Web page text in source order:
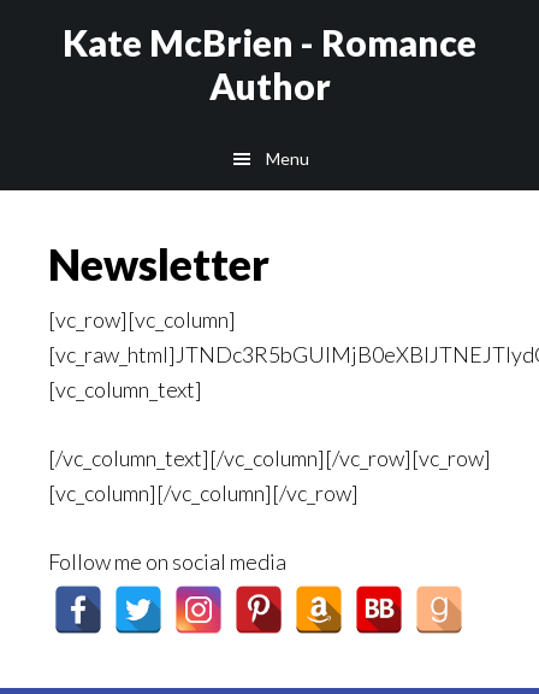
Kate McBrien - Romance
Author
Menu
Newsletter
[vc_row][vc_column][vc_raw_html]JTNDc3R5bGUlMjB0eXBlJTNEJTIydGV4dCUyRmNzcyUyMiUzRSUwQSUyMCUyMCUyM21sYjItOTEwNjA2Lm1sLWZvcm0tZW1iZWRDb250YWluZXIlMjAlN0IlMEElMjAlMjAlMjAlMjAlMjAlMjAlMjAlMjBib3gtc2l6aW5nJTNBJTIwYm9yZGVyLWJveCUzQiUwQSUyMCUyMCUyMCUyMCUyMCUyMCUyMCUyMGRpc3BsYXklM0ElMjB0YWJsZSUzQiUwQSUyMCUyMCUyMCUyMCUyMCUyMCUyMCUyMGhlaWdodCUzQSUyMDEwMCUyNSUzQiUwQSUyMCUyMCUyMCUyMCUyMCUyMCUyMCUyMG1hcmdpbiUzQSUyMDAlMjBhdXRvJTNCJTBBJTIwJTIwJTIwJTIwJTIwJTIwJTIwJTIwcG9zaXRpb24lM0ElMjBzdGF0aWMlM0IlMEElMjAlMjAlMjAlMjAlMjAlMjAlMjAlMjB3aWR0aCUzQSUyMDEwMCUyNSUyMCUyMWltcG9ydGFudCUzQiUwQSUyMCUyMCUyMCUyMCUyMCUyMCU3RCUwQSUyMCUyMCUyMCUyMCUyMCUyMCUyM21sYjItOTEwNjA2Lm1sLWZvcm0tZW1iZWRDb250YWluZXIlMjBoNCUyQyUwQSUyMCUyMCUyMCUyMCUyMCUyMCUyM21sYjItOTEwNjA2Lm1sLWZvcm0tZW1iZWRDb250YWluZXIlMjBwJTJDJTBBJTIwJTIwJTIwJTIwJTIwJTIwJTIzbWxiMi05MTA2MDYubWwtZm9ybS1lbWJlZENvbnRhaW5lciUyMHNwYW4lMkMlMEElMjAlMjAlMjAlMjAlMjAlMjAlMjNtbGIyLTkxMDYwNi5tbC1mb3JtLWVtYmVkQ29udGFpbmVyJTIwYnV0dG9uJTIwJTdCJTBBJTIwJTIwJTIwJTIwJTIwJTIwJTIwJTIwdGV4dC10cmFuc2Zvcm0lM0ElMjBub25lJTIwJTIxaW1wb3J0YW50JTNCJTBBJTIwJTIwJTIwJTIwJTIwJTIwJTIwJTIwbGV0dGVyLXNwYWNpbmclM0ElMjBub3JtYWwlMjAlMjFpbXBvcnRhbnQlM0IlMEElMjAlMjAlMjAlMjAlMjAlMjAlN0QlMEElMjAlMjAlMjAlMjAlMjAlMjAlMjNtbGIyLTkxMDYwNi5tbC1mb3JtLWVtYmVkQ29udGFpbmVyJTIwLm1sLWZvcm0tZW1iZWRXcmFwcGVyJTIwJTdCJTBBJTIwJTIwJTIwJTIwJTIwJTIwJTIwJTIwYmFja2dyb3VuZC1jb2xvciUzQSUyMCUyMzBlOThjNiUzQiUwQSUyMCUyMCUyMCUyMCUyMCUyMCUyMCUyMGJhY2tncm91bmQtaW1hZ2UlM0ElMjB1cmwlMjhodHRwcyUzQSUyRiUyRmJ1Y2tldC5tbGNkbi5jb20lMkZhJTJGMTE2OSUyRjExNjk0MzYlMkZpbWFnZXMlMkZhNDM0MDFlZWYzNDNhNzBlY2Q4YWM5ZjU0Y2NkZjBhNzY3ZmM5ZTJkLmpwZWclMjklM0IlMjBiYWNrZ3JvdW5kLXBvc2l0aW9uJTNBJTIwY2VudGVyJTIwY2VudGVyJTNCJTIwYmFja2dyb3VuZC1yZXBlYXQlM0ElMjBuby1yZXBlYXQlM0IlMjBiYWNrZ3JvdW5kLXNpemUlM0ElMjBjb3ZlciUzQiUyMCUyMCUyMCUwQSUyMCUyMCUyMCUyMCUyMCUyMCUyMCUyMGJvcmRlci13aWR0aCUzQSUyMDBweCUzQiUwQSUyMCUyMCUyMCUyMCUyMCUyMCUyMCUyMGJvcmRlci1jb2xvciUzQSUyMCUyM2U2ZTZlNiUzQiUwQSUyMCUyMCUyMCUyMCUyMCUyMCUyMCUyMGJvcmRlci1yYWRpdXMlM0ElMjA0cHglM0IlMEElMjAlMjAlMjAlMjAlMjAlMjAlMjAlMjBib3JkZXItc3R5bGUlM0ElMjBzb2xpZCUzQiUwQSUyMCUyMCUyMCUyMCUyMCUyMCUyMCUyMGJveC1zaXppbmclM0ElMjBib3JkZXItYm94JTNCJTBBJTIwJTIwJTIwJTIwJTIwJTIwJTIwJTIwZGlzcGxheSUzQSUyMGlubGluZS1ibG9jayUyMCUyMWltcG9ydGFudCUzQiUwQSUyMCUyMCUyMCUyMCUyMCUyMCUyMCUyMG1hcmdpbiUzQSUyMDAlM0IlMEElMjAlMjAlMjAlMjAlMjAlMjAlMjAlMjBwYWRkaW5nJTNBJTIwMCUzQiUwQSUyMCUyMCUyMCUyMCUyMCUyMCUyMCUyMHBvc2l0aW9uJTNBJTIwcmVsYXRpdmUlM0IlMjAlMEElMjAlMjAlMjAlMjAlMjAlMjAlMjAlMjAlMjAlMjAlMjAlMjAlMjAlMjAlN0QlMEElMjAlMjAlMjAlMjAlMjAlMjAlMjNtbGIyLTkxMDYwNi5tbC1mb3JtLWVtYmVkQ29udGFpbmVyJTIwLm1sLWZvcm0tZW1iZWRXcmFwcGVyLmVtYmVkUG9wdXAlMkMlMEElMjAlMjAlMjAlMjAlMjAlMjAlMjNtbGIyLTkxMDYwNi5tbC1mb3JtLWVtYmVkQ29udGFpbmVyJTIwLm1sLWZvcm0tZW1iZWRXcmFwcGVyLmVtYmVkRGVmYXVsdCUyMCU3QiUyMHdpZHRoJTNBJTIwNDAwcHglM0IlMjAlN0QlMEElMjAlMjAlMjAlMjAlMjAlMjAlMjNtbGIyLTkxMDYwNi5tbC1mb3JtLWVtYmVkQ29udGFpbmVyJTIwLm1sLWZvcm0tZW1iZWRXcmFwcGVyLmVtYmVkRm9ybSUyMCU3QiUyMG1heC13aWR0aCUzQSUyMDQwMHB4JTNCJTIwd2lkdGglM0ElMjAxMDAlMjUlM0IlMjAlN0QlMEElMjAlMjAlMjAlMjAlMjAlMjAlMjNtbGIyLTkxMDYwNi5tbC1mb3JtLWVtYmVkQ29udGFpbmVyJTIwLm1sLWZvcm0tYWxpZ24tbGVmdCUyMCU3QiUyMHRleHQtYWxpZ24lM0ElMjBsZWZ0JTNCJTIwJTdEJTBBJTIwJTIwJTIwJTIwJTIwJTIwJTIzbWxiMi05MTA2MDYubWwtZm9ybS1lbWJlZENvbnRhaW5lciUyMC5tbC1mb3JtLWFsaWduLWNlbnRlciUyMCU3QiUyMHRleHQtYWxpZ24lM0ElMjBjZW50ZXIlM0IlMjAlN0QlMEElMjAlMjAlMjAlMjAlMjAlMjAlMjNtbGIyLTkxMDYwNi5tbC1mb3JtLWVtYmVkQ29udGFpbmVyJTIwLm1sLWZvcm0tYWxpZ24tZGVmYXVsdCUyMCU3QiUyMGRpc3BsYXklM0ElMjB0YWJsZS1jZWxsJTIwJTIxaW1wb3J0YW50JTNCJTIwdmVydGljYWwtYWxpZ24lM0ElMjBtaWRkbGUlMjAlMjFpbXBvcnRhbnQlM0IlMjB0ZXh0LWFsaWduJTNBJTIwY2VudGVyJTIwJTIxaW1wb3J0YW50JTNCJTIwJTdEJTBBJTIwJTIwJTIwJTIwJTIwJTIwJTIzbWxiMi05MTA2MDYubWwtZm9ybS1lbWJlZENvbnRhaW5lciUyMC5tbC1mb3JtLWFsaWduLXJpZ2h0JTIwJTdCJTIwdGV4dC1hbGlnbiUzQSUyMHJpZ2h0JTNCJTIwJTdEJTBBJTIwJTIwJTIwJTIwJTIwJTIwJTIzbWxiMi05MTA2MDYubWwtZm9ybS1lbWJlZENvbnRhaW5lciUyMC5tbC1mb3JtLWVtYmVkV3JhcHBlciUyMC5tbC1mb3JtLWVtYmVkSGVhZGVyJTIwaW1nJTIwJTdCJTBBJTIwJTIwJTIwJTIwJTIwJTIwJTIwJTIwYm9yZGVyLXRvcC1sZWZ0LXJhZGl1cyUzQSUyMDRweCUzQiUwQSUyMCUyMCUyMCUyMCUyMCUyMCUyMCUyMGJvcmRlci10b3AtcmlnaHQtcmFkaXVzJTNBJTIwNHB4JTNCJTBBJTIwJTIwJTIwJTIwJTIwJTIwJTIwJTIwaGVpZ2h0JTNBJTIwYXV0byUzQiUwQSUyMCUyMCUyMCUyMCUyMCUyMCUyMCUyMHdpZHRoJTNBJTIwMTAwJTI1JTNCJTBBJTIwJTIwJTIwJTIwJTIwJTIwJTdEJTBBJTIwJTIwJTIwJTIwJTIwJTIwJTIzbWxiMi05MTA2MDYubWwtZm9ybS1lbWJlZENvbnRhaW5lciUyMC5tbC1mb3JtLWVtYmVkV3JhcHBlciUyMC5tbC1mb3JtLWVtYmVkQm9keSUyQyUwQSUyMCUyMCUyMCUyMCUyMCUyMCUyM21sYjItOTEwNjA2Lm1sLWZvcm0tZW1iZWRDb250YWluZXIlMjAubWwtZm9ybS1lbWJlZFdyYXBwZXIlMjAubWwtZm9ybS1zdWNjZXNzQm9keSUyMCU3QiUwQSUyMCUyMCUyMCUyMCUyMCUyMCUyMCUyMHBhZGRpbmclM0ElMjAyMHB4JTIwMjBweCUyMDAlMjAyMHB4JTNCJTBBJTIwJTIwJTIwJTIwJTIwJTIwJTdEJTBBJTIwJTIwJTIwJTIwJTIwJTIwJTIzbWxiMi05MTA2MDYubWwtZm9ybS1lbWJlZENvbnRhaW5lciUyMC5tbC1mb3JtLWVtYmVkV3JhcHBlciUyMC5tbC1mb3JtLWVtYmVkQm9keS5tbC1mb3JtLWVtYmVkQm9keUhvcml6b250YWwlMjAlN0IlMEElMjAlMjAlMjAlMjAlMjAlMjAlMjAlMjBwYWRkaW5nLWJvdHRvbSUzQSUyMDAlM0IlMEElMjAlMjAlMjAlMjAlMjAlMjAlN0QlMEElMjAlMjAlMjAlMjAlMjAlMjAlMjNtbGIyLTkxMDYwNi5tbC1mb3JtLWVtYmVkQ29udGFpbmVyJTIwLm1sLWZvcm0tZW1iZWRXcmFwcGVyJTIwLm1sLWZvcm0tZW1iZWRCb2R5JTIwLm1sLWZvcm0tZW1iZWRDb250ZW50JTJDJTBBJTIwJTIwJTIwJTIwJTIwJTIwJTIzbWxiMi05MTA2MDYubWwtZm9ybS1lbWJlZENvbnRhaW5lciUyMC5tbC1mb3JtLWVtYmVkV3JhcHBlciUyMC5tbC1mb3JtLXN1Y2Nlc3NCb2R5JTIwLm1sLWZvcm0tc3VjY2Vzc0NvbnRlbnQlMjAlN0IlMEElMjAlMjAlMjAlMjAlMjAlMjAlMjAlMjBtYXJnaW4lM0ElMjAwJTIwMCUyMDIwcHglMjAwJTNCJTBBJTIwJTIwJTIwJTIwJTIwJTIwJTdEJTBBJTIwJTIwJTIwJTIwJTIwJTIwJTIzbWxiMi05MTA2MDYubWwtZm9ybS1lbWJlZENvbnRhaW5lciUyMC5tbC1mb3JtLWVtYmVkV3JhcHBlciUyMC5tbC1mb3JtLWVtYmVkQm9keSUyMC5tbC1mb3JtLWVtYmVkQ29udGVudCUyMGg0JTJDJTBBJTIwJTIwJTIwJTIwJTIwJTIwJTIzbWxiMi05MTA2MDYubWwtZm9ybS1lbWJlZENvbnRhaW5lciUyMC5tbC1mb3JtLWVtYmVkV3JhcHBlciUyMC5tbC1mb3JtLXN1Y2Nlc3NCb2R5JTIwLm1sLWZvcm0tc3VjY2Vzc0NvbnRlbnQlMjBoNCUyMCU3QiUwQSUyMCUyMCUyMCUyMCUyMCUyMCUyMCUyMGNvbG9yJTNBJTIwJTIzZjFlM2U3JTNCJTBBJTIwJTIwJTIwJTIwJTIwJTIwJTIwJTIwZm9udC1mYW1pbHklM0ElMjAlMjdPcGVuJTIwU2FucyUyNyUyQyUyMEFyaWFsJTJDJTIwSGVsdmV0aWNhJTJDJTIwc2Fucy1zZXJpZiUzQiUwQSUyMCUyMCUyMCUyMCUyMCUyMCUyMCUyMGZvbnQtc2l6ZSUzQSUyMDMwcHglM0IlMEElMjAlMjAlMjAlMjAlMjAlMjAlMjAlMjBmb250LXdlaWdodCUzQSUyMDQwMCUzQiUwQSUyMCUyMCUyMCUyMCUyMCUyMCUyMCUyMG1hcmdpbiUzQSUyMDAlMjAwJTIwMTBweCUyMDAlM0IlMEElMjAlMjAlMjAlMjAlMjAlMjAlMjAlMjB0ZXh0LWFsaWduJTNBJTIwbGVmdCUzQiUwQSUyMCUyMCUyMCUyMCUyMCUyMCU3RCUwQSUyMCUyMCUyMCUyMCUyMCUyMCUyM21sYjItOTEwNjA2Lm1sLWZvcm0tZW1iZWRDb250YWluZXIlMjAubWwtZm9ybS1lbWJlZFdyYXBwZXIlMjAubWwtZm9ybS1lbWJlZEJvZHklMjAubWwtZm9ybS1lbWJlZENvbnRlbnQlMjBwJTJDJTBBJTIwJTIwJTIwJTIwJTIwJTIwJTIzbWxiMi05MTA2MDYubWwtZm9ybS1lbWJlZENvbnRhaW5lciUyMC5tbC1mb3JtLWVtYmVkV3JhcHBlciUyMC5tbC1mb3JtLXN1Y2Nlc3NCb2R5JTIwLm1sLWZvcm0tc3VjY2Vzc0NvbnRlbnQlMjBwJTIwJTdCJTBBJTIwJTIwJTIwJTIwJTIwJTIwJTIwJTIwY29sb3IlM0ElMjAlMjNmMWUzZTclM0IlMEElMjAlMjAlMjAlMjAlMjAlMjAlMjAlMjBmb250LWZhbWlseSUzQSUyMCUyN09wZW4lMjBTYW5zJTI3JTJDJTIwQXJpYWwlMkMlMjBIZWx2ZXRpY2ElMkMlMjBzYW5zLXNlcmlmJTNCJTBBJTIwJTIwJTIwJTIwJTA5JTA5Zm9udC1zaXplJTNBJTIwMTRweCUzQiUwQSUyMCUyMCUyMCUyMCUwOSUwOWZvbnQtd2VpZ2h0JTNBJTIwNDAwJTNCJTBBJTIwJTIwJTIwJTIwJTIwJTIwJTIwJTIwbWFyZ2luJTNBJTIwMCUyMDAlMjAxMHB4JTIwMCUzQiUwQSUyMCUyMCUyMCUyMCUyMCUyMCUyMCUyMHRleHQtYWxpZ24lM0ElMjBsZWZ0JTNCJTBBJTIwJTIwJTIwJTIwJTIwJTIwJTdEJTBBJTIwJTIwJTIwJTIwJTIwJTIwJTIzbWxiMi05MTA2MDYubWwtZm9ybS1lbWJlZENvbnRhaW5lciUyMC5tbC1mb3JtLWVtYmVkV3JhcHBlciUyMC5tbC1mb3JtLWVtYmVkQm9keSUyMC5tbC1mb3JtLWVtYmVkQ29udGVudCUyMHAlMjBhJTJDJTBBJTIwJTIwJTIwJTIwJTIwJTIwJTIzbWxiMi05MTA2MDYubWwtZm9ybS1lbWJlZENvbnRhaW5lciUyMC5tbC1mb3JtLWVtYmVkV3JhcHBlciUyMC5tbC1mb3JtLXN1Y2Nlc3NCb2R5JTIwLm1sLWZvcm0tc3VjY2Vzc0NvbnRlbnQlMjBwJTIwYSUyMCU3QiUwQSUyMCUyMCUyMCUyMCUyMCUyMCUyMCUyMGNvbG9yJTNBJTIwJTIzMDAwMDAwJTNCJTBBJTIwJTIwJTIwJTIwJTIwJTIwJTIwJTIwdGV4dC1kZWNvcmF0aW9uJTNBJTIwdW5kZXJsaW5lJTNCJTBBJTIwJTIwJTIwJTIwJTIwJTIwJTdEJTBBJTIwJTIwJTIwJTIwJTIwJTIwJTIzbWxiMi05MTA2MDYubWwtZm9ybS1lbWJlZENvbnRhaW5lciUyMC5tbC1mb3JtLWVtYmVkV3JhcHBlciUyMC5tbC1mb3JtLWVtYmVkQm9keSUyMC5tbC1mb3JtLWVtYmVkQ29udGVudCUyMHAlM0FsYXN0LWNoaWxkJTJDJTBBJTIwJTIwJTIwJTIwJTIwJTIwJTIzbWxiMi05MTA2MDYubWwtZm9ybS1lbWJlZENvbnRhaW5lciUyMC5tbC1mb3JtLWVtYmVkV3JhcHBlciUyMC5tbC1mb3JtLXN1Y2Nlc3NCb2R5JTIwLm1sLWZvcm0tc3VjY2Vzc0NvbnRlbnQlMjBwJTNBbGFzdC1jaGlsZCUyMCU3QiUwQSUyMCUyMCUyMCUyMCUyMCUyMCUyMCUyMG1hcmdpbiUzQSUyMDAlM0IlMEElMjAlMjAlMjAlMjAlMjAlMjAlN0QlMjAlMjAlMjAlMjAlMjAlMEElMjAlMjAlMjAlMjAlMjAlMjAlMjNtbGIyLTkxMDYwNi5tbC1mb3JtLWVtYmVkQ29udGFpbmVyJTIwLm1sLWZvcm0tZW1iZWRXcmFwcGVyJTIwLm1sLWZvcm0tZW1iZWRCb2R5JTIwZm9ybSUyMCU3QiUwQSUyMCUyMCUyMCUyMCUyMCUyMCUyMCUyMG1hcmdpbiUzQSUyMDAlM0IlMEElMjAlMjAlMjAlMjAlMjAlMjAlMjAlMjB3aWR0aCUzQSUyMDEwMCUyNSUzQiUwQSUyMCUyMCUyMCUyMCUyMCUyMCU3RCUwQSUyMCUyMCUyMCUyMCUyMCUyMCUyM21sYjItOTEwNjA2Lm1sLWZvcm0tZW1iZWRDb250YWluZXIlMjAubWwtZm9ybS1lbWJlZFdyYXBwZXIlMjAubWwtZm9ybS1lbWJlZEJvZHklMjAubWwtZm9ybS1mb3JtQ29udGVudCUyQyUwQSUyMCUyMCUyMCUyMCUyMCUyMCUyM21sYjItOTEwNjA2Lm1sLWZvcm0tZW1iZWRDb250YWluZXIlMjAubWwtZm9ybS1lbWJlZFdyYXBwZXIlMjAubWwtZm9ybS1lbWJlZEJvZHklMjAubWwtZm9ybS1jaGVja2JveFJvdyUyMCU3QiUwQSUyMCUyMCUyMCUyMCUyMCUyMCUyMCUyMG1hcmdpbiUzQSUyMDAlMjAwJTIwMjBweCUyMDAlM0IlMEElMjAlMjAlMjAlMjAlMjAlMjAlMjAlMjB3aWR0aCUzQSUyMDEwMCUyNSUzQiUyMCUyMCUyMCUyMCUwQSUyMCUyMCUyMCUyMCUyMCUyMCU3RCUyMCUyMCUyMCUyMCUyMCUyMCUwQSUyMCUyMCUyMCUyMCUyMCUyMCUyM21sYjItOTEwNjA2Lm1sLWZvcm0tZW1iZWRDb250YWluZXIlMjAubWwtZm9ybS1lbWJlZFdyYXBwZXIlMjAubWwtZm9ybS1lbWJlZEJvZHklMjAubWwtZm9ybS1mb3JtQ29udGVudC5ob3JvemludGFsRm9ybSUyMCU3QiUyMCUyMCUyMCUyMCUyMCUyMCUyMCUyMCUwQSUyMCUyMCUyMCUyMCUyMCUyMCUyMCUyMG1hcmdpbiUzQSUyMDAlM0IlMEElMjAlMjAlMjAlMjAlMjAlMjAlMjAlMjBwYWRkaW5nJTNBJTIwMCUyMDAlMjAyMHB4JTIwMCUzQiUwQSUyMCUyMCUyMCUyMCUyMCUyMCU3RCUyMCUyMCUyMCUyMCUyMCUwQSUyMCUyMCUyMCUyMCUyMCUyMCUyM21sYjItOTEwNjA2Lm1sLWZvcm0tZW1iZWRDb250YWluZXIlMjAubWwtZm9ybS1lbWJlZFdyYXBwZXIlMjAubWwtZm9ybS1lbWJlZEJvZHklMjAubWwtZm9ybS1maWVsZFJvdyUyMCU3QiUwQSUyMCUyMCUyMCUyMCUyMCUyMCUyMCUyMG1hcmdpbiUzQSUyMDAlMjAwJTIwMTBweCUyMDAlM0IlMEElMjAlMjAlMjAlMjAlMjAlMjAlMjAlMjB3aWR0aCUzQSUyMDEwMCUyNSUzQiUwQSUyMCUyMCUyMCUyMCUyMCUyMCU3RCUwQSUyMCUyMCUyMCUyMCUyMCUyMCUyM21sYjItOTEwNjA2Lm1sLWZvcm0tZW1iZWRDb250YWluZXIlMjAubWwtZm9ybS1lbWJlZFdyYXBwZXIlMjAubWwtZm9ybS1lbWJlZEJvZHklMjAubWwtZm9ybS1m
[/vc_column_text][/vc_column][/vc_row][vc_row]
[vc_column][/vc_column][/vc_row]
Follow me on social media